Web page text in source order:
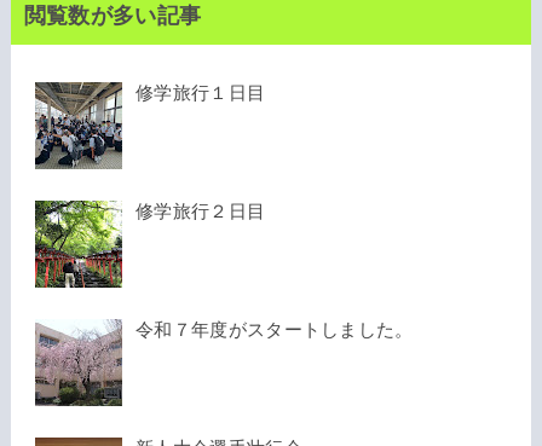
閲覧数が多い記事
修学旅行１日目
修学旅行２日目
令和７年度がスタートしました。